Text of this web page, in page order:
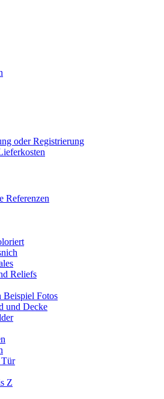
oder Registrierung
Referenzen
Reliefs
Beispiel Fotos
und Decke
Tür
Z